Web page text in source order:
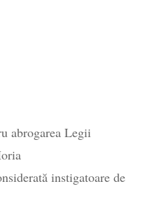
abrogarea Legii
instigatoare de